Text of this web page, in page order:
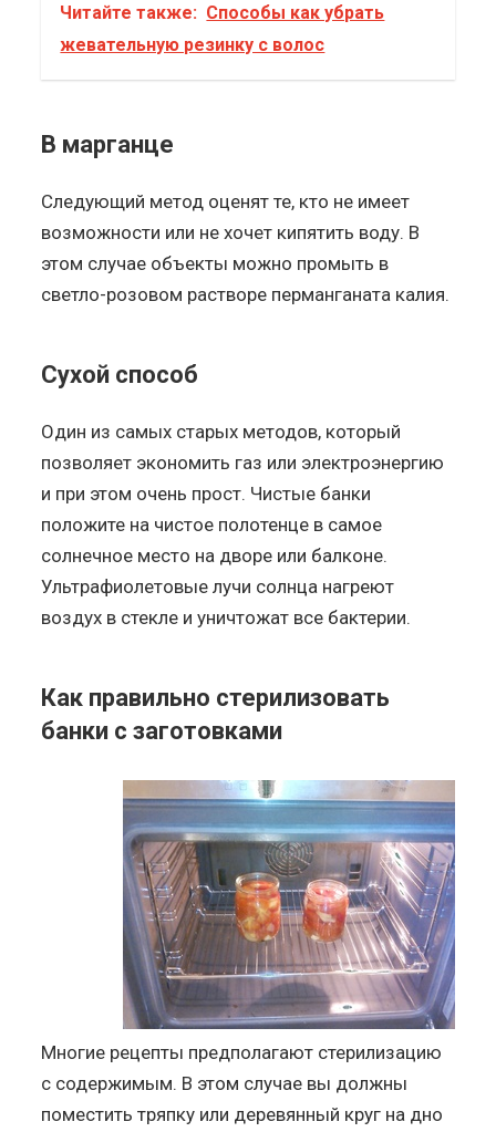
Читайте также: Способы как убрать
жевательную резинку с волос
В марганце
Следующий метод оценят те, кто не имеет
возможности или не хочет кипятить воду. В
этом случае объекты можно промыть в
светло-розовом растворе перманганата калия.
Сухой способ
Один из самых старых методов, который
позволяет экономить газ или электроэнергию
и при этом очень прост. Чистые банки
положите на чистое полотенце в самое
солнечное место на дворе или балконе.
Ультрафиолетовые лучи солнца нагреют
воздух в стекле и уничтожат все бактерии.
Как правильно стерилизовать
банки с заготовками
Многие рецепты предполагают стерилизацию
с содержимым. В этом случае вы должны
поместить тряпку или деревянный круг на дно